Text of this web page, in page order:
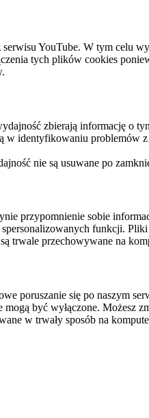
YouTube. W tym celu
tych plików cookies
zbierają informację o
w identyfikowaniu problemów
nie są usuwane po
przypomnienie sobie
funkcji.
trwale przechowywane na
poruszanie się po naszym
być wyłączone.
w trwały sposób na